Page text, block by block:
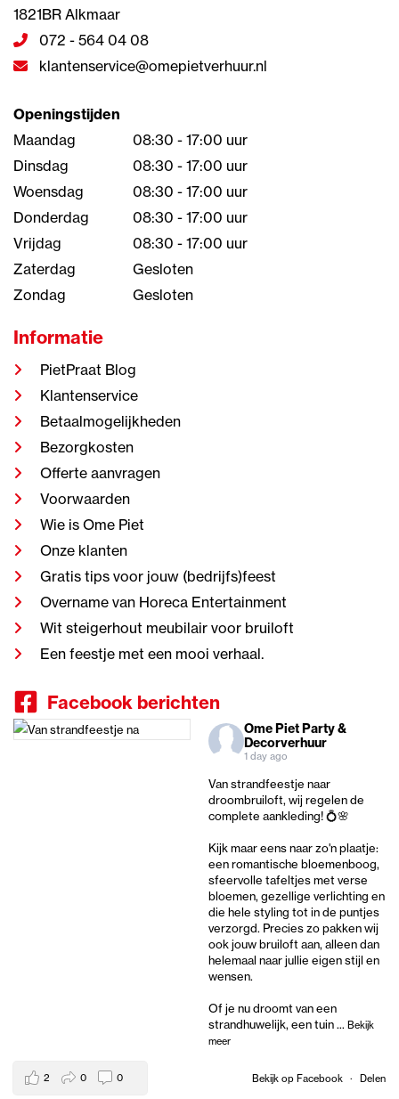
1821BR Alkmaar
072 - 564 04 08
klantenservice@omepietverhuur.nl
Openingstijden
Maandag
08:30 - 17:00 uur
Dinsdag
08:30 - 17:00 uur
Woensdag
08:30 - 17:00 uur
Donderdag
08:30 - 17:00 uur
Vrijdag
08:30 - 17:00 uur
Zaterdag
Gesloten
Zondag
Gesloten
Informatie
PietPraat Blog
Klantenservice
Betaalmogelijkheden
Bezorgkosten
Offerte aanvragen
Voorwaarden
Wie is Ome Piet
Onze klanten
Gratis tips voor jouw (bedrijfs)feest
Overname van Horeca Entertainment
Wit steigerhout meubilair voor bruiloft
Een feestje met een mooi verhaal.
Facebook berichten
Ome Piet Party &
Decorverhuur
1 day ago
Van strandfeestje naar
droombruiloft, wij regelen de
complete aankleding! 💍🌸
Kijk maar eens naar zo'n plaatje:
een romantische bloemenboog,
sfeervolle tafeltjes met verse
bloemen, gezellige verlichting en
die hele styling tot in de puntjes
verzorgd. Precies zo pakken wij
ook jouw bruiloft aan, alleen dan
helemaal naar jullie eigen stijl en
wensen.
Of je nu droomt van een
strandhuwelijk, een tuin... Bekijk
meer
Bekijk op Facebook · Delen
2 0 0